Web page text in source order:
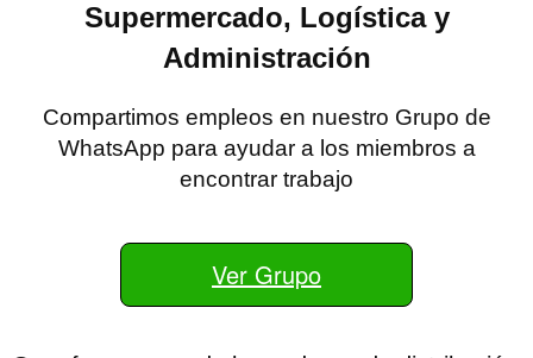
Supermercado, Logística y
Administración
Compartimos empleos en nuestro Grupo de
WhatsApp para ayudar a los miembros a
encontrar trabajo
Ver Grupo